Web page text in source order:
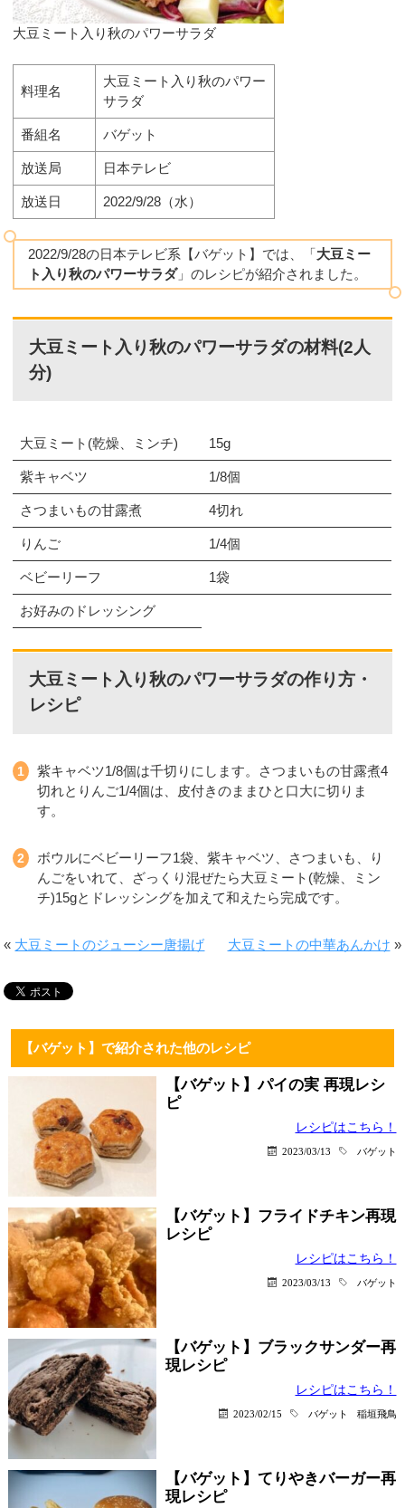
大豆ミート入り秋のパワーサラダ
料理名
大豆ミート入り秋のパワー
サラダ
番組名 バゲット
放送局 日本テレビ
放送日 2022/9/28（水）
2022/9/28の日本テレビ系【バゲット】では、「大豆ミー
ト入り秋のパワーサラダ」のレシピが紹介されました。
大豆ミート入り秋のパワーサラダの材料(2人
分)
大豆ミート(乾燥、ミンチ) 15g
紫キャベツ 1/8個
さつまいもの甘露煮 4切れ
りんご 1/4個
ベビーリーフ 1袋
お好みのドレッシング
大豆ミート入り秋のパワーサラダの作り方・
レシピ
紫キャベツ1/8個は千切りにします。さつまいもの甘露煮4
切れとりんご1/4個は、皮付きのままひと口大に切りま
す。
ボウルにベビーリーフ1袋、紫キャベツ、さつまいも、り
んごをいれて、ざっくり混ぜたら大豆ミート(乾燥、ミン
チ)15gとドレッシングを加えて和えたら完成です。
« 大豆ミートのジューシー唐揚げ 大豆ミートの中華あんかけ »
【バゲット】で紹介された他のレシピ
【バゲット】パイの実 再現レシ
ピ
レシピはこちら！
2023/03/13 バゲット
【バゲット】フライドチキン再現
レシピ
レシピはこちら！
2023/03/13 バゲット
【バゲット】ブラックサンダー再
現レシピ
レシピはこちら！
2023/02/15 バゲット 稲垣飛鳥
【バゲット】てりやきバーガー再
現レシピ